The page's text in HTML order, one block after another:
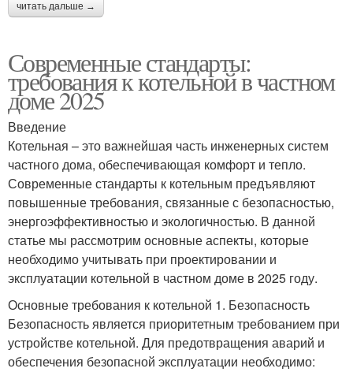
читать дальше →
Современные стандарты:
требования к котельной в частном
доме 2025
Введение
Котельная – это важнейшая часть инженерных систем
частного дома, обеспечивающая комфорт и тепло.
Современные стандарты к котельным предъявляют
повышенные требования, связанные с безопасностью,
энергоэффективностью и экологичностью. В данной
статье мы рассмотрим основные аспекты, которые
необходимо учитывать при проектировании и
эксплуатации котельной в частном доме в 2025 году.
Основные требования к котельной 1. Безопасность
Безопасность является приоритетным требованием при
устройстве котельной. Для предотвращения аварий и
обеспечения безопасной эксплуатации необходимо: